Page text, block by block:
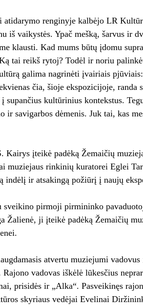
atidarymo renginyje kalbėjo LR
iš vaikystės. Ypač mešką, šarvus ir
klausti. Kad mums būtų įdomu
tai reikš rytoj? Todėl ir noriu
galima nagrinėti įvairiais
čia, šioje ekspozicijoje, randa
supančius kultūrinius kontekstus.
ir savigarbos dėmenis. Juk tai, kas
Kairys įteikė padėką Žemaičių
muziejaus rinkinių kuratorei Eglei
indėlį ir atsakingą požiūrį į naujų
sveikino pirmoji pirmininko
Žalienė, ji įteikė padėką Žemaičių
atvertu muziejumi
vadovas iškėlė lūkesčius
prisidės ir „Alka“. Pasveikinęs
skyriaus vedėjai Evelinai